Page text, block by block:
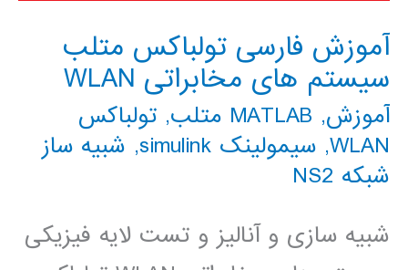
آموزش فارسی تولباکس متلب
سیستم های مخابراتی WLAN
آموزش, MATLAB متلب , تولباکس
WLAN
, سیمولینک simulink , شبیه ساز
شبکه NS2
شبیه سازی و آنالیز و تست لایه فیزیکی